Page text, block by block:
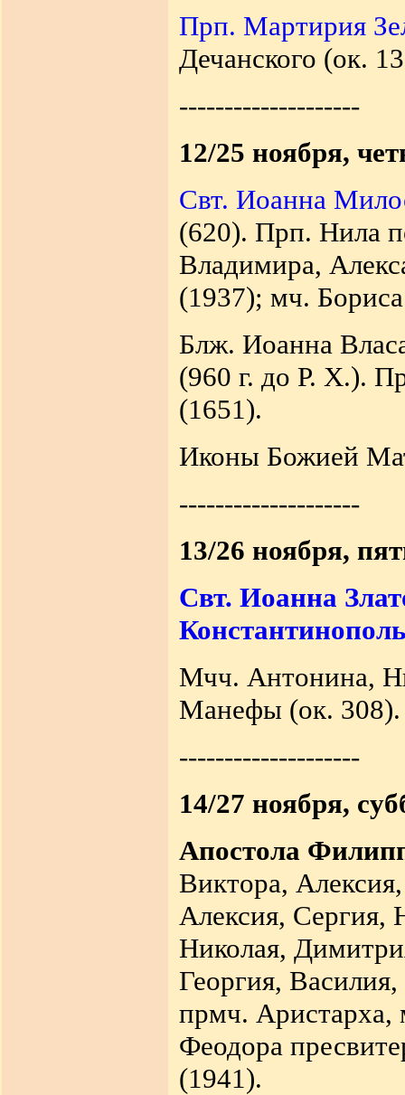
Прп. Мартирия
Дечанского (ок.
--------------------
12/25 ноября,
Свт. Иоанна
(620). Прп. Нила
Владимира,
(1937); мч.
Блж. Иоанна
(960 г. до Р. X.).
(1651).
Иконы Божией
--------------------
13/26 ноября,
Свт. Иоанна
Мчч. Антонина,
Манефы (ок. 308).
--------------------
14/27 ноября,
Апостола
Виктора,
Алексия, Сергия,
Николая,
Георгия,
прмч.
Феодора
(1941).